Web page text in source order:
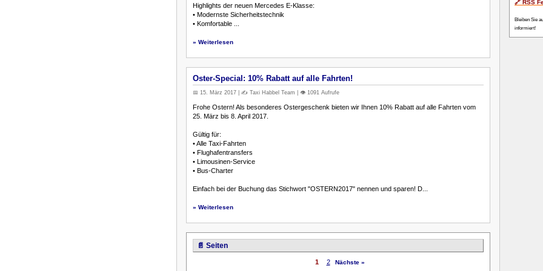
Highlights der neuen Mercedes E-Klasse:
• Modernste Sicherheitstechnik
• Komfortable ...
» Weiterlesen
Oster-Special: 10% Rabatt auf alle Fahrten!
📅 15. März 2017 | ✍️ Taxi Habbel Team | 👁️ 1091 Aufrufe
Frohe Ostern! Als besonderes Ostergeschenk bieten wir Ihnen 10% Rabatt auf alle Fahrten vom
25. März bis 8. April 2017.
Gültig für:
• Alle Taxi-Fahrten
• Flughafentransfers
• Limousinen-Service
• Bus-Charter
Einfach bei der Buchung das Stichwort "OSTERN2017" nennen und sparen! D...
» Weiterlesen
📄 Seiten
1 2 Nächste »
🔗 RSS
Bleiben Sie
informiert!